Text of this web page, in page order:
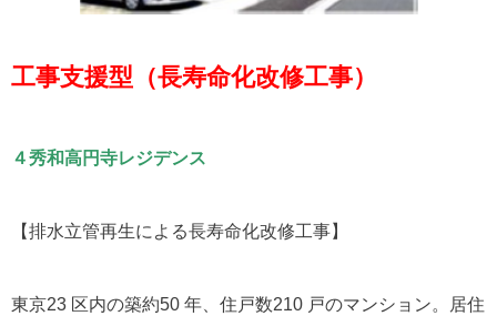
工事支援型（長寿命化改修工事）
４秀和高円寺レジデンス
【排水立管再生による長寿命化改修工事】
東京23 区内の築約50 年、住戸数210 戸のマンション。居住